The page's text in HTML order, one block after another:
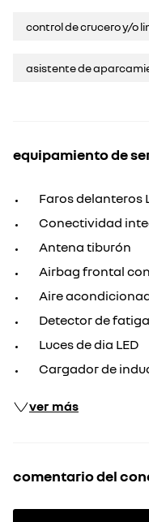
control de crucero y/o
asistente de
equipamiento de
Faros delanteros
Conectividad
Antena tiburón
Airbag frontal
Aire
Detector de fatiga
Luces de dia LED
Cargador de
ver más
comentario del